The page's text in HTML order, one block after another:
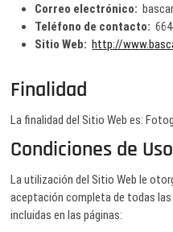
Correo electrónico:
Teléfono de contacto:
Sitio Web: http://
Finalidad
La finalidad del Sitio Web es:
Condiciones de Uso
La utilización del Sitio Web le
aceptación completa de todas
incluidas en las páginas: